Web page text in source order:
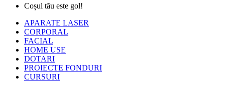
Coșul tău este gol!
APARATE LASER
CORPORAL
FACIAL
HOME USE
DOTARI
PROIECTE FONDURI
CURSURI